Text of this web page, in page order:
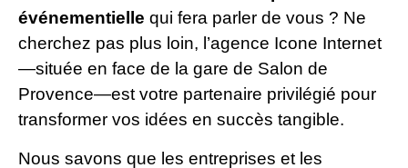
événementielle qui fera parler de vous ? Ne
cherchez pas plus loin, l’agence Icone Internet
—située en face de la gare de Salon de
Provence—est votre partenaire privilégié pour
transformer vos idées en succès tangible.
Nous savons que les entreprises et les